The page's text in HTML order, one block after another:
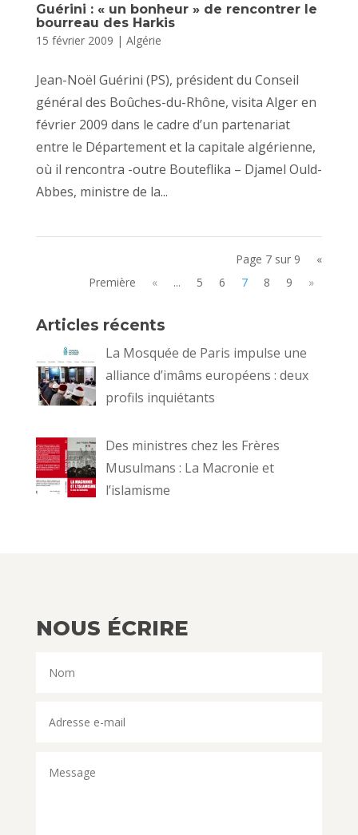
Guérini : « un bonheur » de rencontrer le
bourreau des Harkis
15 février 2009 | Algérie
Jean-Noël Guérini (PS), président du Conseil
général des Boûches-du-Rhône, visita Alger en
février 2009 dans le cadre d’un partenariat
entre le Département et la capitale algérienne,
où il rencontra -outre Bouteflika – Djamel Ould-
Abbes, ministre de la...
Page 7 sur 9
«
Première
« ... 5 6 7 8 9 »
Articles récents
La Mosquée de Paris impulse une
alliance d’imâms européens : deux
profils inquiétants
Des ministres chez les Frères
Musulmans : La Macronie et
l’islamisme
NOUS ÉCRIRE